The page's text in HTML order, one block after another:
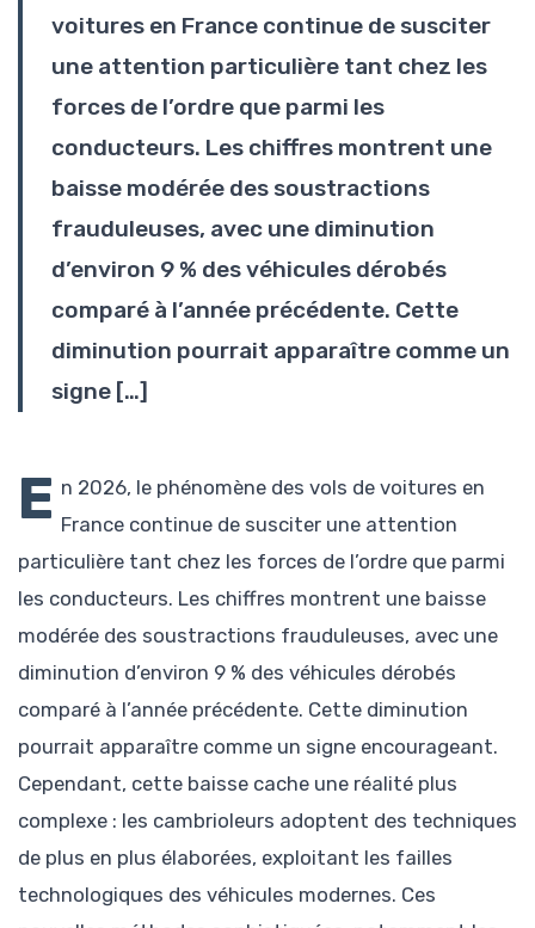
voitures en France continue de susciter
une attention particulière tant chez les
forces de l’ordre que parmi les
conducteurs. Les chiffres montrent une
baisse modérée des soustractions
frauduleuses, avec une diminution
d’environ 9 % des véhicules dérobés
comparé à l’année précédente. Cette
diminution pourrait apparaître comme un
signe […]
E n 2026, le phénomène des vols de voitures en
France continue de susciter une attention
particulière tant chez les forces de l’ordre que parmi
les conducteurs. Les chiffres montrent une baisse
modérée des soustractions frauduleuses, avec une
diminution d’environ 9 % des véhicules dérobés
comparé à l’année précédente. Cette diminution
pourrait apparaître comme un signe encourageant.
Cependant, cette baisse cache une réalité plus
complexe : les cambrioleurs adoptent des techniques
de plus en plus élaborées, exploitant les failles
technologiques des véhicules modernes. Ces